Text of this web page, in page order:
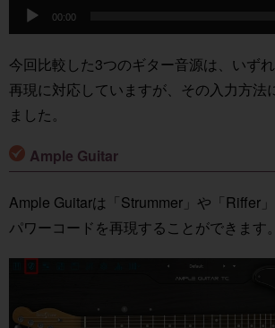
レ
ー
ヤ
ー
00:00
今回比較した3つのギター音源は、いず
再現に対応していますが、その入力方法
ました。
Ample Guitar
Ample Guitarは「Strummer」や「Riffer
パワーコードを再現することができます。